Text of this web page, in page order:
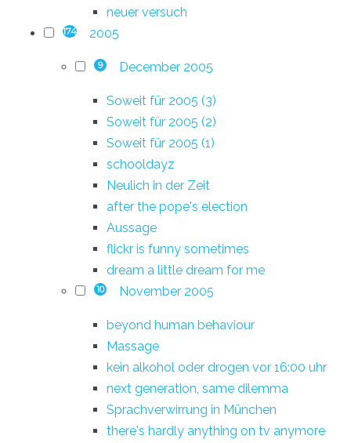
neuer versuch
174 2005
9 December 2005
Soweit für 2005 (3)
Soweit für 2005 (2)
Soweit für 2005 (1)
schooldayz
Neulich in der Zeit
after the pope's election
Aussage
flickr is funny sometimes
dream a little dream for me
10 November 2005
beyond human behaviour
Massage
kein alkohol oder drogen vor 16:00 uhr
next generation, same dilemma
Sprachverwirrung in München
there's hardly anything on tv anymore